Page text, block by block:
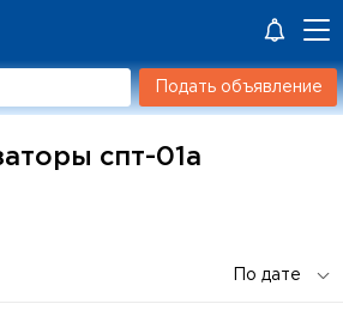
Подать объявление
спт-01а